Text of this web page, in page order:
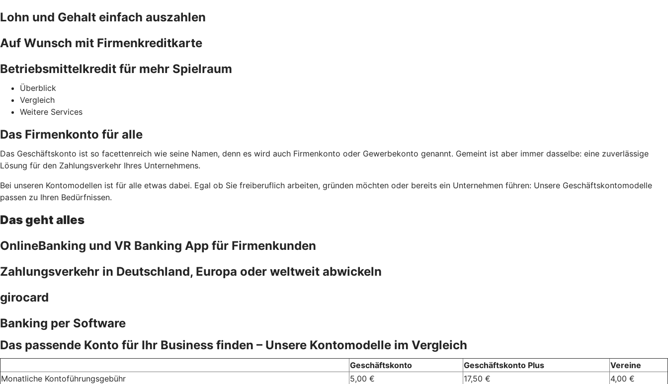
Lohn und Gehalt einfach auszahlen
Auf Wunsch mit Firmenkreditkarte
Betriebsmittelkredit für mehr Spielraum
Überblick
Vergleich
Weitere Services
Das Firmenkonto für alle
Das Geschäftskonto ist so facettenreich wie seine Namen, denn es wird auch Firmenkonto oder Gewerbekonto genannt. Gemeint ist aber immer dasselbe: eine zuverlässige
Lösung für den Zahlungsverkehr Ihres Unternehmens.
Bei unseren Kontomodellen ist für alle etwas dabei. Egal ob Sie freiberuflich arbeiten, gründen möchten oder bereits ein Unternehmen führen: Unsere Geschäftskontomodelle
passen zu Ihren Bedürfnissen.
Das geht alles
OnlineBanking und VR Banking App für Firmenkunden
Zahlungsverkehr in Deutschland, Europa oder weltweit abwickeln
girocard
Banking per Software
Das passende Konto für Ihr Business finden – Unsere Kontomodelle im Vergleich
Geschäftskonto Geschäftskonto Plus
Vereine
Monatliche Kontoführungsgebühr
5,00 € 17,50 €
4,00 €